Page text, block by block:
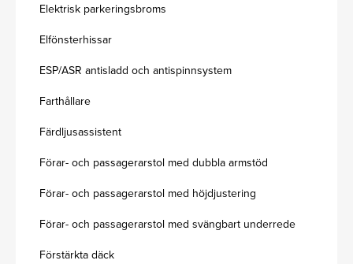
Elektrisk parkeringsbroms
Elfönsterhissar
ESP/ASR antisladd och antispinnsystem
Farthållare
Färdljusassistent
Förar- och passagerarstol med dubbla armstöd
Förar- och passagerarstol med höjdjustering
Förar- och passagerarstol med svängbart underrede
Förstärkta däck